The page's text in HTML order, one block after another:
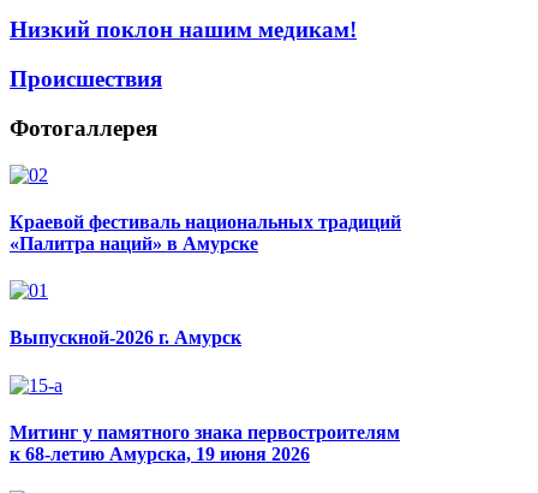
Низкий поклон нашим медикам!
Происшествия
Фотогаллерея
Краевой фестиваль национальных традиций
«Палитра наций» в Амурске
Выпускной-2026 г. Амурск
Митинг у памятного знака первостроителям
к 68-летию Амурска, 19 июня 2026